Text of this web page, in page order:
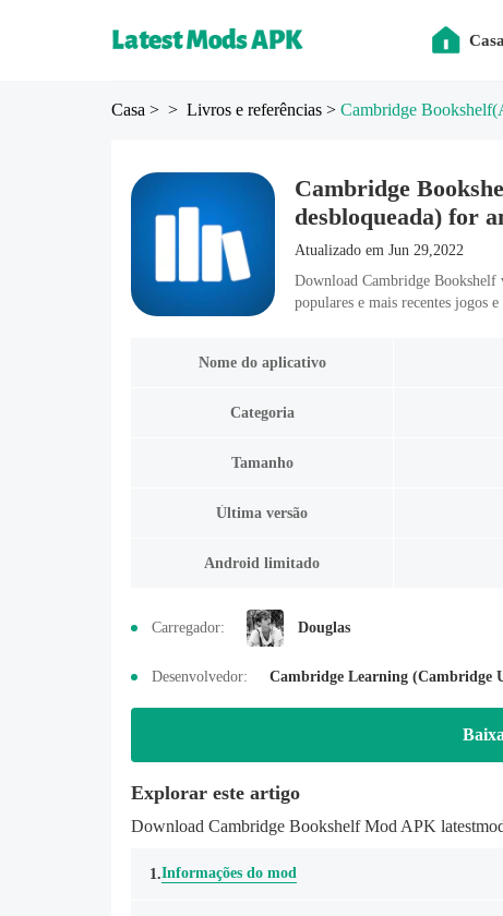
Casa
Casa > > Livros e referências > Cambridge Bookshelf
Cambridge
desbloqueada) for
Atualizado em Jun 29,2022
Download Cambridge Bookshelf
populares e mais recentes jogos
Nome do aplicativo
Categoria
Tamanho
Última versão
Android limitado
Carregador: Douglas
Desenvolvedor: Cambridge Learning (Cambridge
Explorar este artigo
Download Cambridge Bookshelf Mod APK
1.Informações do mod